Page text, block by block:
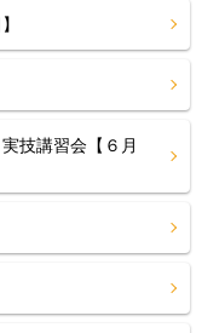
技講習会【６月